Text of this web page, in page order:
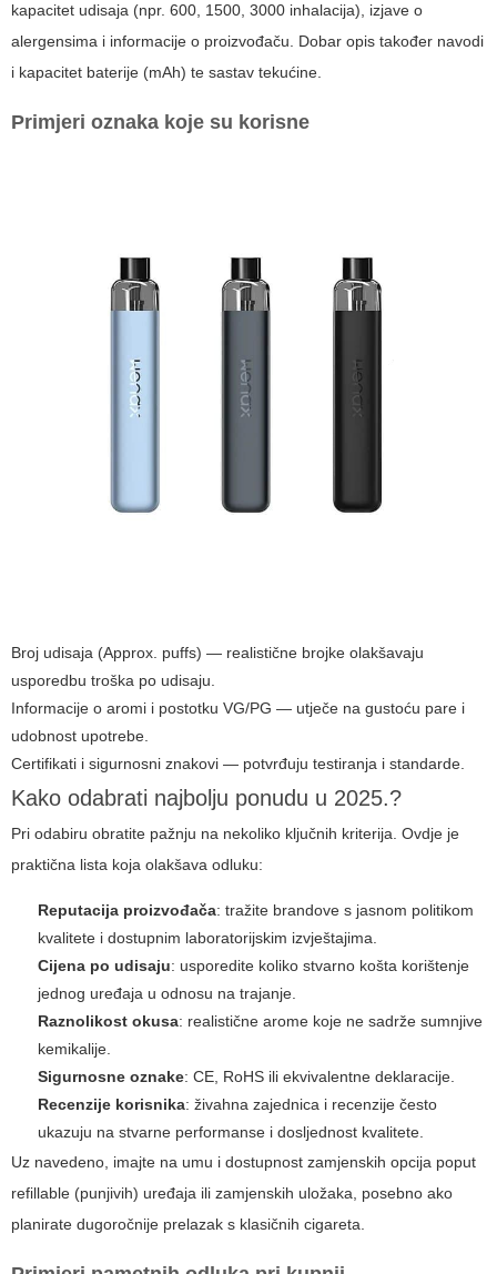
kapacitet udisaja (npr. 600, 1500, 3000 inhalacija), izjave o
alergensima i informacije o proizvođaču. Dobar opis također navodi
i kapacitet baterije (mAh) te sastav tekućine.
Primjeri oznaka koje su korisne
Broj udisaja (Approx. puffs) — realistične brojke olakšavaju
usporedbu troška po udisaju.
Informacije o aromi i postotku VG/PG — utječe na gustoću pare i
udobnost upotrebe.
Certifikati i sigurnosni znakovi — potvrđuju testiranja i standarde.
Kako odabrati najbolju ponudu u 2025.?
Pri odabiru obratite pažnju na nekoliko ključnih kriterija. Ovdje je
praktična lista koja olakšava odluku:
Reputacija proizvođača: tražite brandove s jasnom politikom
kvalitete i dostupnim laboratorijskim izvještajima.
Cijena po udisaju: usporedite koliko stvarno košta korištenje
jednog uređaja u odnosu na trajanje.
Raznolikost okusa: realistične arome koje ne sadrže sumnjive
kemikalije.
Sigurnosne oznake: CE, RoHS ili ekvivalentne deklaracije.
Recenzije korisnika: živahna zajednica i recenzije često
ukazuju na stvarne performanse i dosljednost kvalitete.
Uz navedeno, imajte na umu i dostupnost zamjenskih opcija poput
refillable (punjivih) uređaja ili zamjenskih uložaka, posebno ako
planirate dugoročnije prelazak s klasičnih cigareta.